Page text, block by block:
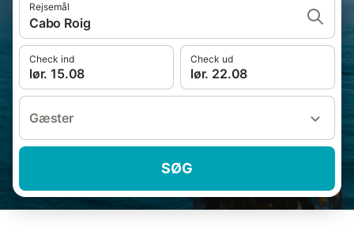
Rejsemål
Cabo Roig
Check ind
lør. 15.08
Check ud
lør. 22.08
Gæster
SØG